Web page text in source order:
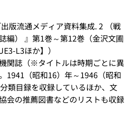
版流通メディア資料集成. 2 （戦
編） 』第1巻～第12巻（金沢文圃
L3ほか】）
関誌（※タイトルは時期ごとに異
1941（昭和16）年～1946（昭和
類目録を収録しているほか、文
会の推薦図書などのリストも収録